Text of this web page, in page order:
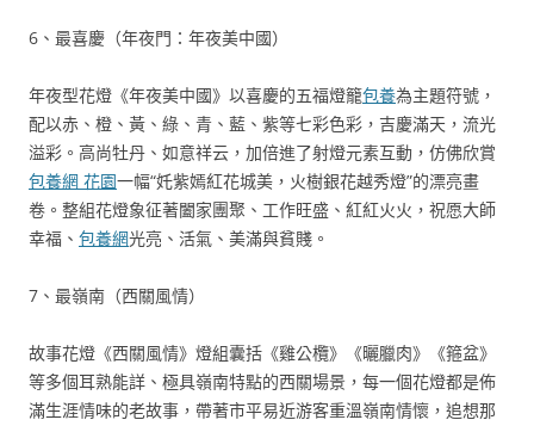
6、最喜慶（年夜門：年夜美中國）
年夜型花燈《年夜美中國》以喜慶的五福燈籠包養為主題符號，
配以赤、橙、黃、綠、青、藍、紫等七彩色彩，吉慶滿天，流光
溢彩。高尚牡丹、如意祥云，加倍進了射燈元素互動，仿佛欣賞
包養網 花園一幅“奼紫嫣紅花城美，火樹銀花越秀燈”的漂亮畫
卷。整組花燈象征著闔家團聚、工作旺盛、紅紅火火，祝愿大師
幸福、 包養網光亮、活氣、美滿與貧賤。
7、最嶺南（西關風情）
故事花燈《西關風情》燈組囊括《雞公欖》《曬臘肉》《箍盆》
等多個耳熟能詳、極具嶺南特點的西關場景，每一個花燈都是佈
滿生涯情味的老故事，帶著市平易近游客重溫嶺南情懷，追想那